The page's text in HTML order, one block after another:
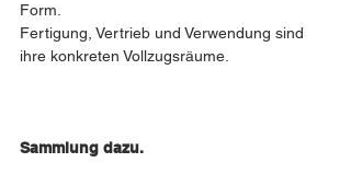
Form.
Fertigung, Vertrieb und Verwendung sind
ihre konkreten Vollzugsräume.
Sammlung dazu.